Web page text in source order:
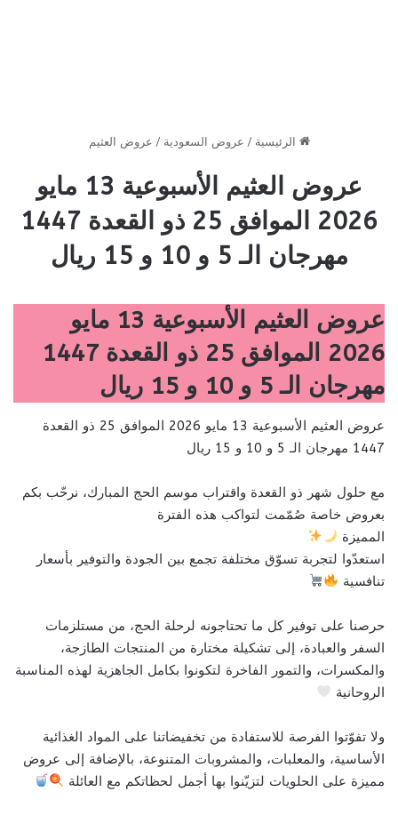
الرئيسية / عروض السعودية / عروض العثيم
عروض العثيم الأسبوعية 13 مايو
2026 الموافق 25 ذو القعدة 1447
مهرجان الـ 5 و 10 و 15 ريال
عروض العثيم الأسبوعية 13 مايو
2026 الموافق 25 ذو القعدة 1447
مهرجان الـ 5 و 10 و 15 ريال
عروض العثيم الأسبوعية 13 مايو 2026 الموافق 25 ذو القعدة
1447 مهرجان الـ 5 و 10 و 15 ريال
مع حلول شهر ذو القعدة واقتراب موسم الحج المبارك، نرحّب بكم
بعروض خاصة صُمّمت لتواكب هذه الفترة
المميزة
استعدّوا لتجربة تسوّق مختلفة تجمع بين الجودة والتوفير بأسعار
تنافسية
حرصنا على توفير كل ما تحتاجونه لرحلة الحج، من مستلزمات
السفر والعبادة، إلى تشكيلة مختارة من المنتجات الطازجة،
والمكسرات، والتمور الفاخرة لتكونوا بكامل الجاهزية لهذه المناسبة
الروحانية
ولا تفوّتوا الفرصة للاستفادة من تخفيضاتنا على المواد الغذائية
الأساسية، والمعلبات، والمشروبات المتنوعة، بالإضافة إلى عروض
مميزة على الحلويات لتزيّنوا بها أجمل لحظاتكم مع العائلة